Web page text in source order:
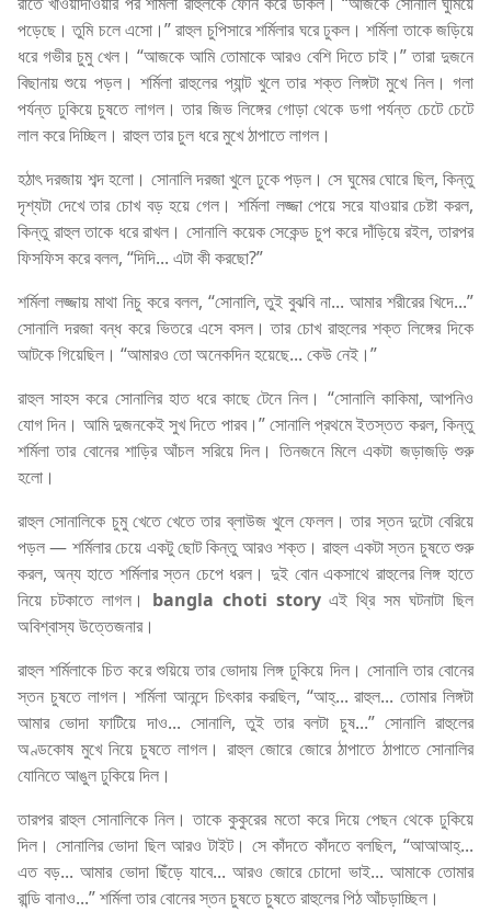
পড়েছে। তুমি চলে এসো।” রাহুল চুপিসারে শর্মিলার ঘরে ঢুকল। শর্মিলা তাকে জড়িয়ে
ধরে গভীর চুমু খেল। “আজকে আমি তোমাকে আরও বেশি দিতে চাই।” তারা দুজনে
বিছানায় শুয়ে পড়ল। শর্মিলা রাহুলের প্যান্ট খুলে তার শক্ত লিঙ্গটা মুখে নিল। গলা
পর্যন্ত ঢুকিয়ে চুষতে লাগল। তার জিভ লিঙ্গের গোড়া থেকে ডগা পর্যন্ত চেটে চেটে
লাল করে দিচ্ছিল। রাহুল তার চুল ধরে মুখে ঠাপাতে লাগল।
হঠাৎ দরজায় শব্দ হলো। সোনালি দরজা খুলে ঢুকে পড়ল। সে ঘুমের ঘোরে ছিল, কিন্তু
দৃশ্যটা দেখে তার চোখ বড় হয়ে গেল। শর্মিলা লজ্জা পেয়ে সরে যাওয়ার চেষ্টা করল,
কিন্তু রাহুল তাকে ধরে রাখল। সোনালি কয়েক সেকেন্ড চুপ করে দাঁড়িয়ে রইল, তারপর
ফিসফিস করে বলল, “দিদি... এটা কী করছো?”
শর্মিলা লজ্জায় মাথা নিচু করে বলল, “সোনালি, তুই বুঝবি না... আমার শরীরের খিদে...”
সোনালি দরজা বন্ধ করে ভিতরে এসে বসল। তার চোখ রাহুলের শক্ত লিঙ্গের দিকে
আটকে গিয়েছিল। “আমারও তো অনেকদিন হয়েছে... কেউ নেই।”
রাহুল সাহস করে সোনালির হাত ধরে কাছে টেনে নিল। “সোনালি কাকিমা, আপনিও
যোগ দিন। আমি দুজনকেই সুখ দিতে পারব।” সোনালি প্রথমে ইতস্তত করল, কিন্তু
শর্মিলা তার বোনের শাড়ির আঁচল সরিয়ে দিল। তিনজনে মিলে একটা জড়াজড়ি শুরু
হলো।
রাহুল সোনালিকে চুমু খেতে খেতে তার ব্লাউজ খুলে ফেলল। তার স্তন দুটো বেরিয়ে
পড়ল — শর্মিলার চেয়ে একটু ছোট কিন্তু আরও শক্ত। রাহুল একটা স্তন চুষতে শুরু
করল, অন্য হাতে শর্মিলার স্তন চেপে ধরল। দুই বোন একসাথে রাহুলের লিঙ্গ হাতে
নিয়ে চটকাতে লাগল। bangla choti storyএই থ্রি সম ঘটনাটা ছিল
অবিশ্বাস্য উত্তেজনার।
রাহুল শর্মিলাকে চিত করে শুয়িয়ে তার ভোদায় লিঙ্গ ঢুকিয়ে দিল। সোনালি তার বোনের
স্তন চুষতে লাগল। শর্মিলা আনন্দে চিৎকার করছিল, “আহ্... রাহুল... তোমার লিঙ্গটা
আমার ভোদা ফাটিয়ে দাও... সোনালি, তুই তার বলটা চুষ...” সোনালি রাহুলের
অণ্ডকোষ মুখে নিয়ে চুষতে লাগল। রাহুল জোরে জোরে ঠাপাতে ঠাপাতে সোনালির
যোনিতে আঙুল ঢুকিয়ে দিল।
তারপর রাহুল সোনালিকে নিল। তাকে কুকুরের মতো করে দিয়ে পেছন থেকে ঢুকিয়ে
দিল। সোনালির ভোদা ছিল আরও টাইট। সে কাঁদতে কাঁদতে বলছিল, “আআআহ্...
এত বড়... আমার ভোদা ছিঁড়ে যাবে... আরও জোরে চোদো ভাই... আমাকে তোমার
রান্ডি বানাও...” শর্মিলা তার বোনের স্তন চুষতে চুষতে রাহুলের পিঠ আঁচড়াচ্ছিল।